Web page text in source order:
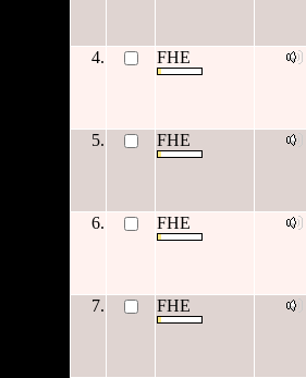
4. FHE
5. FHE
6. FHE
7. FHE